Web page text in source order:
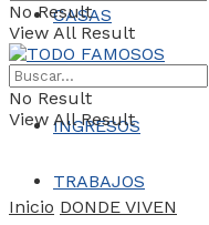
CASAS
COCHES
INGRESOS
TRABAJOS
No Result
View All Result
No Result
View All Result
Inicio DONDE VIVEN